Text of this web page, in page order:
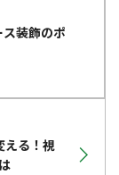
装飾のポ
える！視